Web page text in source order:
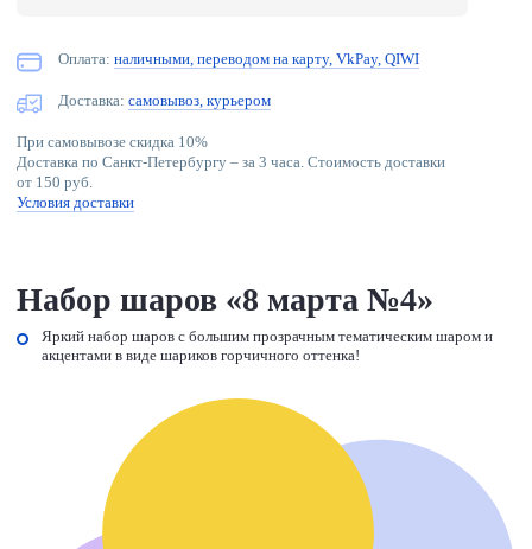
Набор шаров «8 марта №4»
Яркий набор шаров с большим прозрачным тематическим шаром и
акцентами в виде шариков горчичного оттенка!
Оплата: наличными, переводом на карту, VkPay, QIWI
Доставка: самовывоз, курьером
При самовывозе скидка 10%
Доставка по Санкт-Петербургу – за 3 часа. Стоимость доставки
от 150 руб.
Условия доставки